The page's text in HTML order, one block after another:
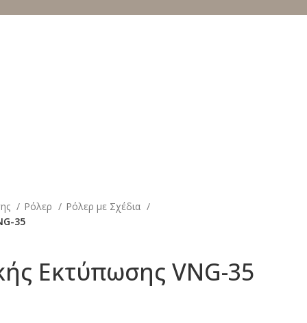
Ρόλερ
Ρόλερ με Σχέδια
35
Εκτύπωσης VNG-35